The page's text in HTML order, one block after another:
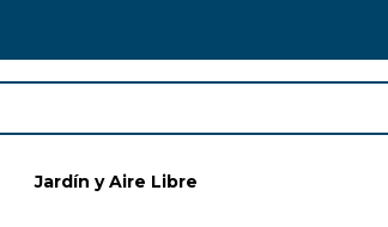
Jardín y Aire Libre